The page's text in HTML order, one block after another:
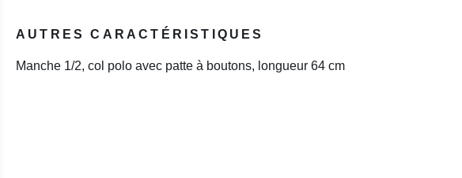
AUTRES CARACTÉRISTIQUES
Manche 1/2, col polo avec patte à boutons, longueur 64 cm